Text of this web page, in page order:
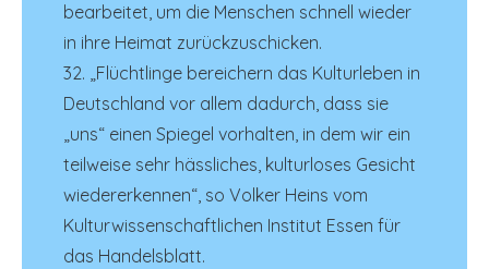
bearbeitet, um die Menschen schnell wieder
in ihre Heimat zurückzuschicken.
32. „Flüchtlinge bereichern das Kulturleben in
Deutschland vor allem dadurch, dass sie
„uns“ einen Spiegel vorhalten, in dem wir ein
teilweise sehr hässliches, kulturloses Gesicht
wiedererkennen“, so Volker Heins vom
Kulturwissenschaftlichen Institut Essen für
das Handelsblatt.